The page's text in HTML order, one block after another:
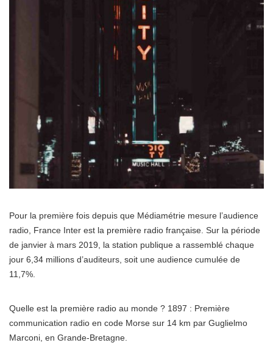
Pour la première fois depuis que Médiamétrie mesure l’audience
radio, France Inter est la première radio française. Sur la période
de janvier à mars 2019, la station publique a rassemblé chaque
jour 6,34 millions d’auditeurs, soit une audience cumulée de
11,7%.
Quelle est la première radio au monde ? 1897 : Première
communication radio en code Morse sur 14 km par Guglielmo
Marconi, en Grande-Bretagne.